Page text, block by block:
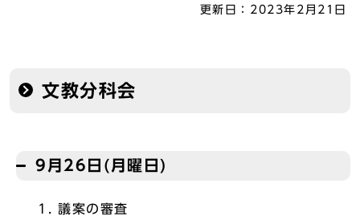
更新日： 2023年2月21日
文教分科会
9月26日(月曜日)
議案の審査